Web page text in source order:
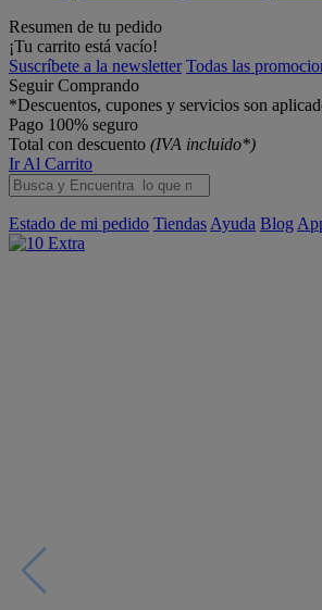
Resumen de tu pedido
¡Tu carrito está vacío!
Suscríbete a la newsletter Todas las
Seguir Comprando
*Descuentos, cupones y servicios son
Pago 100% seguro
Total con descuento (IVA incluido*)
Ir Al Carrito
Estado de mi pedido Tiendas Ayuda Blog